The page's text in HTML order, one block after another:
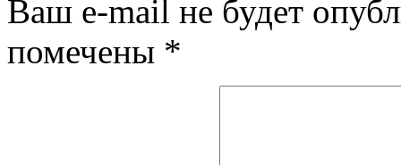
Ваш e-mail не будет
помечены *